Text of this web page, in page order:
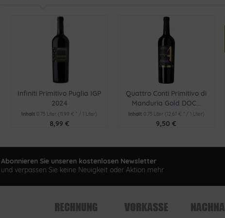
Infiniti Primitivo Puglia IGP
2024
Inhalt 0.75 Liter (11,99 € * / 1 Liter)
8,99 €
Quattro Conti Primitivo di
Manduria Gold DOC...
Inhalt 0.75 Liter (12,67 € * / 1 Liter)
9,50 €
Abonnieren Sie unseren kostenlosen Newsletter
und verpassen Sie keine Neuigkeit oder Aktion mehr